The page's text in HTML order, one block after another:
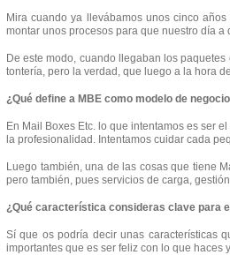
Mira cuando ya llevábamos unos cinco
montar unos procesos para que nuestro día
De este modo, cuando llegaban los
tontería, pero la verdad, que luego a la hora
¿Qué define a MBE como modelo de
En Mail Boxes Etc. lo que intentamos es ser
la profesionalidad. Intentamos cuidar cada
Luego también, una de las cosas que tiene
pero también, pues servicios de carga,
¿Qué característica consideras clave para
Sí que os podría decir unas características
importantes que es ser feliz con lo que haces